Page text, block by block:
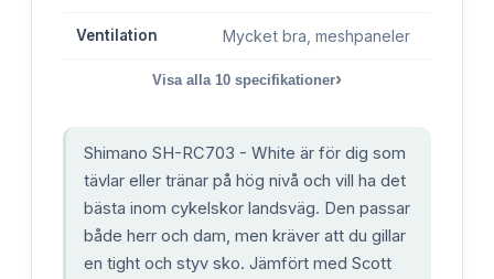
Ventilation Mycket bra, meshpaneler
Visa alla 10 specifikationer›
Shimano SH-RC703 - White är för dig som
tävlar eller tränar på hög nivå och vill ha det
bästa inom cykelskor landsväg. Den passar
både herr och dam, men kräver att du gillar
en tight och styv sko. Jämfört med Scott